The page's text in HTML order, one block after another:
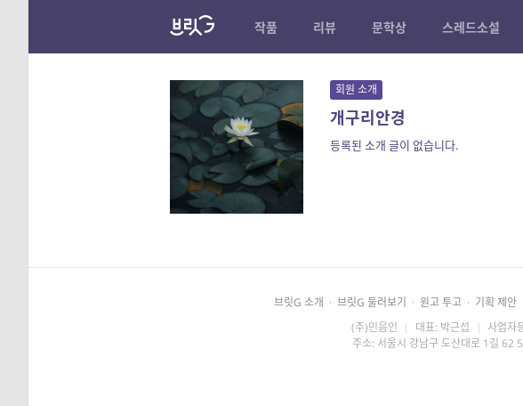
작품 리뷰 문학상 스레드소설
회원 소개
개구리안경
등록된 소개 글이 없습니다.
브릿G 소개 · 브릿G 둘러보기 · 원고 투고 · 기획 제안
(주)민음인 | 대표: 박근섭 | 사업자
주소: 서울시 강남구 도산대로 1길 62